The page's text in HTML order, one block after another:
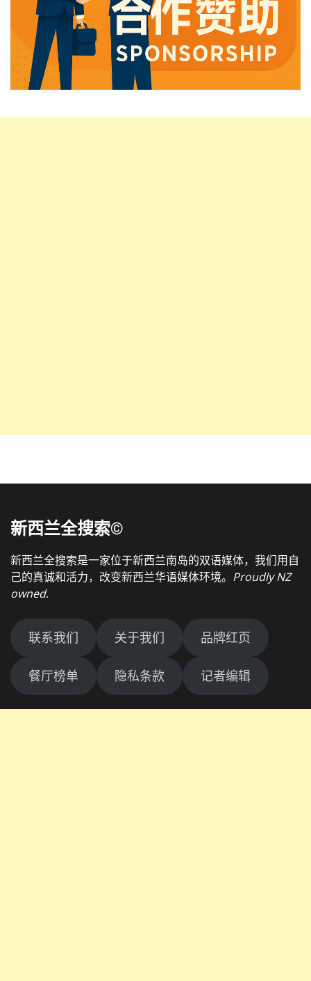
新西兰全搜索©
新西兰全搜索是一家位于新西兰南岛的双语媒体，我们用自
己的真诚和活力，改变新西兰华语媒体环境。 Proudly NZ
owned.
联系我们 关于我们 品牌红页
餐厅榜单 隐私条款 记者编辑